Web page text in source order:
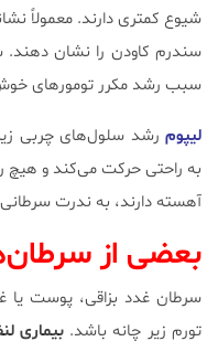
شیوع کمتری دارند. معمولاً
سندرم کاودن را نشان
سبب رشد مکرر تومورهای
لیپوم رشد سلول‌های چربی
به راحتی حرکت می‌کند و هیچ
آهسته دارند، به ندرت
بعضی از
سرطان غدد بزاقی، پوست یا
تورم زیر چانه باشد.بیماری